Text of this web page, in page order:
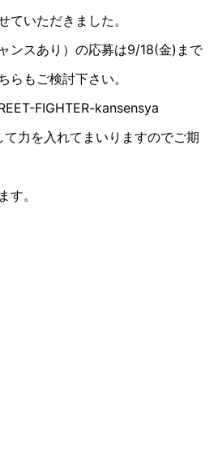
ていただきました。
ンスあり）の応募は9/18(金)まで
らもご検討下さい。
FIGHTER-kansensya
力を入れてまいりますのでご期
す。